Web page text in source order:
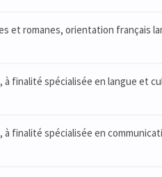
et romanes, orientation français
finalité spécialisée en langue et
finalité spécialisée en